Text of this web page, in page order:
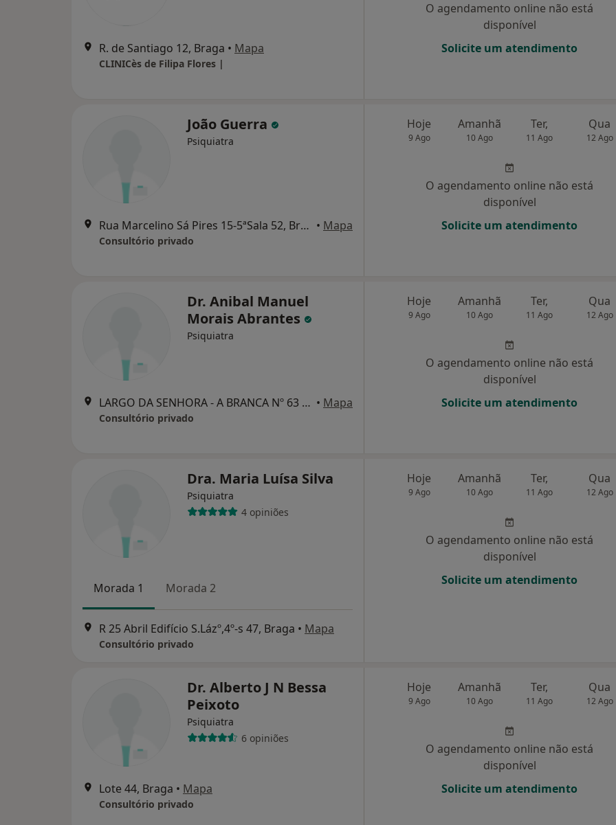
R. de Santiago 12, Braga • Mapa
CLINICès de Filipa Flores |
O agendamento online não está
disponível
Solicite um atendimento
João Guerra
Psiquiatra
Rua Marcelino Sá Pires 15-5ªSala 52, Braga • Mapa
Consultório privado
Hoje
9 Ago
Amanhã
10 Ago
Ter,
11 Ago
Qua
12 Ago
O agendamento online não está
disponível
Solicite um atendimento
Dr. Anibal Manuel
Morais Abrantes
Psiquiatra
LARGO DA SENHORA - A BRANCA Nº 63 BRAGA, Braga • Mapa
Consultório privado
Hoje
9 Ago
Amanhã
10 Ago
Ter,
11 Ago
Qua
12 Ago
O agendamento online não está
disponível
Solicite um atendimento
Dra. Maria Luísa Silva
Psiquiatra
4 opiniões
Morada 1 Morada 2
R 25 Abril Edifício S.Lázº,4º-s 47, Braga • Mapa
Consultório privado
Hoje
9 Ago
Amanhã
10 Ago
Ter,
11 Ago
Qua
12 Ago
O agendamento online não está
disponível
Solicite um atendimento
Dr. Alberto J N Bessa
Peixoto
Psiquiatra
6 opiniões
Lote 44, Braga • Mapa
Consultório privado
Hoje
9 Ago
Amanhã
10 Ago
Ter,
11 Ago
Qua
12 Ago
O agendamento online não está
disponível
Solicite um atendimento